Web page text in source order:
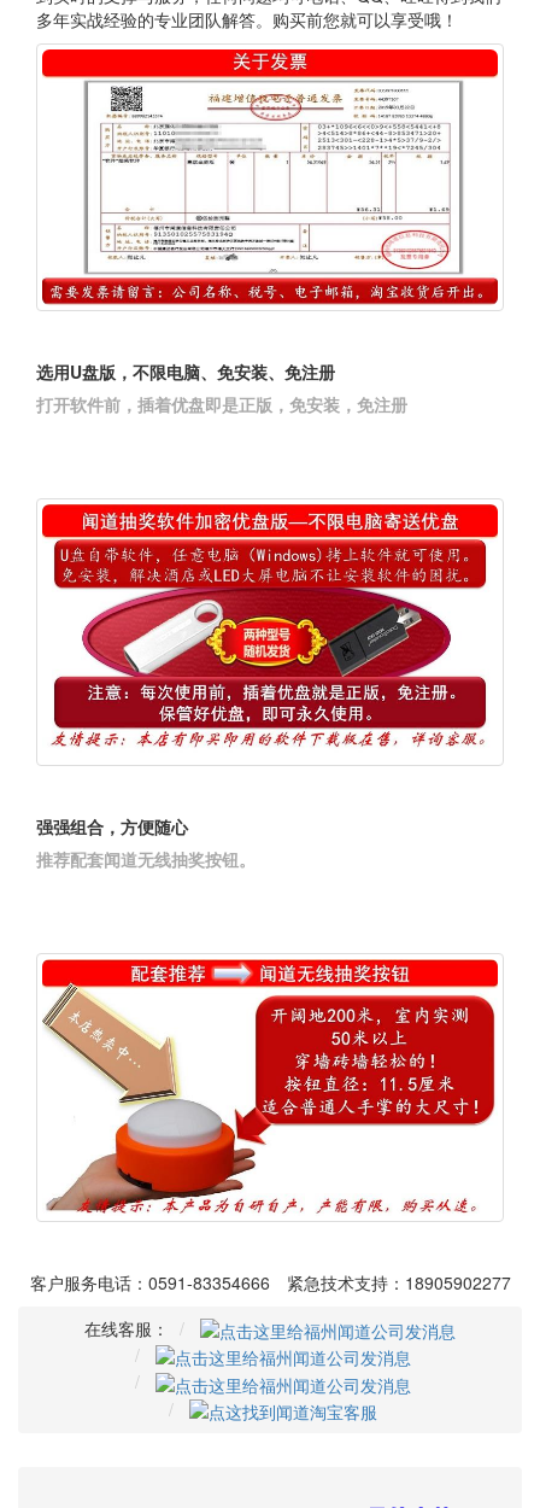
多年实战经验的专业团队解答。购买前您就可以享受哦！
选用U盘版，不限电脑、免安装、免注册
打开软件前，插着优盘即是正版，免安装，免注册
强强组合，方便随心
推荐配套闻道无线抽奖按钮。
客户服务电话：0591-83354666 紧急技术支持：18905902277
在线客服：